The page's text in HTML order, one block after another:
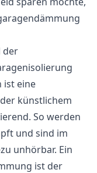
der
ist eine
künstlichem
So werden
und sind im
unhörbar. Ein
ist der